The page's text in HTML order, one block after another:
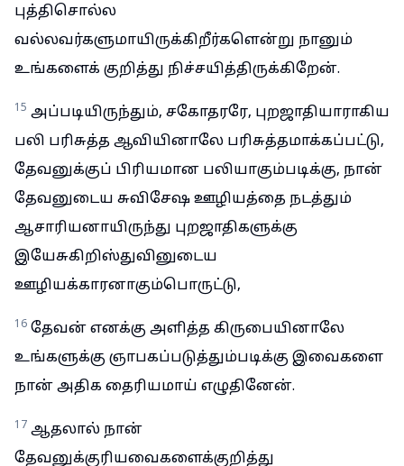
புத்திசொல்ல
வல்லவர்களுமாயிருக்கிறீர்களென்று நானும்
உங்களைக் குறித்து நிச்சயித்திருக்கிறேன்.
15 அப்படியிருந்தும், சகோதரரே, புறஜாதியாராகிய
பலி பரிசுத்த ஆவியினாலே பரிசுத்தமாக்கப்பட்டு,
தேவனுக்குப் பிரியமான பலியாகும்படிக்கு, நான்
தேவனுடைய சுவிசேஷ ஊழியத்தை நடத்தும்
ஆசாரியனாயிருந்து புறஜாதிகளுக்கு
இயேசுகிறிஸ்துவினுடைய
ஊழியக்காரனாகும்பொருட்டு,
16 தேவன் எனக்கு அளித்த கிருபையினாலே
உங்களுக்கு ஞாபகப்படுத்தும்படிக்கு இவைகளை
நான் அதிக தைரியமாய் எழுதினேன்.
17 ஆதலால் நான்
தேவனுக்குரியவைகளைக்குறித்து